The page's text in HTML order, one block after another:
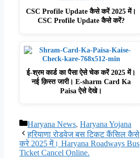
CSC Profile Update कैसे करें 2025 में।
CSC Profile Update कैसे करें?
ई-श्रम कार्ड का पैसा ऐसे चेक करें 2025 में।
नई क़िस्त जारी। E-sharm Card Ka
Paisa ऐसे देखे।
Categories
Haryana News, Haryana Yojana
हरियाणा रोडवेज बस टिकट कैंसिल कैसे
करे 2025 में। Haryana Roadways Bus
Ticket Cancel Online.